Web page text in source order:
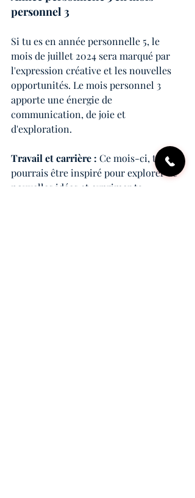
personnel 3
Si tu es en année personnelle 5, le
mois de juillet 2024 sera marqué par
l'expression créative et les nouvelles
opportunités. Le mois personnel 3
apporte une énergie de
communication, de joie et
d'exploration.
Travail et carrière : Ce mois-ci, tu
pourrais être inspiré pour explorer de
nouvelles idées et exprimer ta